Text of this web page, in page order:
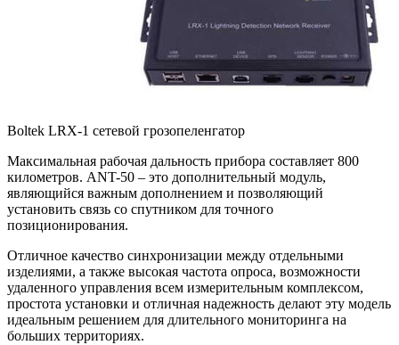
Boltek LRX-1 сетевой грозопеленгатор
Максимальная рабочая дальность прибора составляет 800
километров. ANT-50 – это дополнительный модуль,
являющийся важным дополнением и позволяющий
установить связь со спутником для точного
позиционирования.
Отличное качество синхронизации между отдельными
изделиями, а также высокая частота опроса, возможности
удаленного управления всем измерительным комплексом,
простота установки и отличная надежность делают эту модель
идеальным решением для длительного мониторинга на
больших территориях.